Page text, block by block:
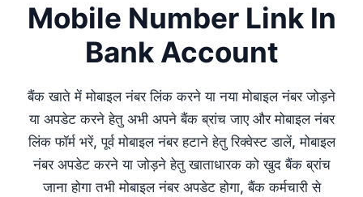
Mobile Number Link In
Bank Account
बैंक खाते में मोबाइल नंबर लिंक करने या नया मोबाइल नंबर जोड़ने
या अपडेट करने हेतु अभी अपने बैंक ब्रांच जाए और मोबाइल नंबर
लिंक फॉर्म भरें, पूर्व मोबाइल नंबर हटाने हेतु रिक्वेस्ट डालें, मोबाइल
नंबर अपडेट करने या जोड़ने हेतु खाताधारक को खुद बैंक ब्रांच
जाना होगा तभी मोबाइल नंबर अपडेट होगा, बैंक कर्मचारी से